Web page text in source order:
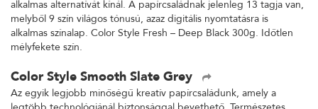
alkalmas alternatívát kínál. A papírcsaládnak jelenleg 13 tagja van,
melyből 9 szín világos tónusú, azaz digitális nyomtatásra is
alkalmas színalap. Color Style Fresh – Deep Black 300g. Időtlen
mélyfekete szín.
Color Style Smooth Slate Grey
Az egyik legjobb minőségű kreatív papírcsaládunk, amely a